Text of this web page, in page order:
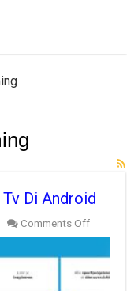
Di Android
Comments Offon
Kpn
Apk,
Cara